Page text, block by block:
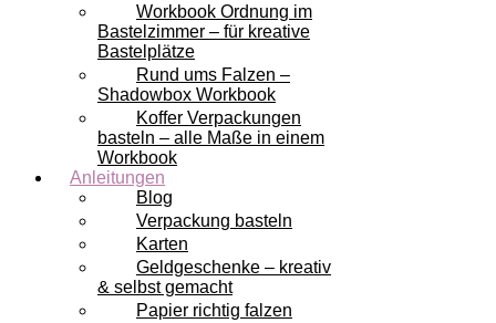
Workbook Ordnung im
Bastelzimmer – für kreative
Bastelplätze
Rund ums Falzen –
Shadowbox Workbook
Koffer Verpackungen
basteln – alle Maße in einem
Workbook
Anleitungen
Blog
Verpackung basteln
Karten
Geldgeschenke – kreativ
& selbst gemacht
Papier richtig falzen